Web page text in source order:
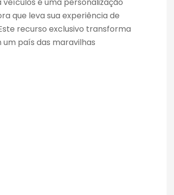
que leva sua experiência de
recurso exclusivo transforma
país das maravilhas